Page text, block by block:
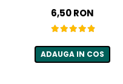
6,50 RON
ADAUGA IN COS